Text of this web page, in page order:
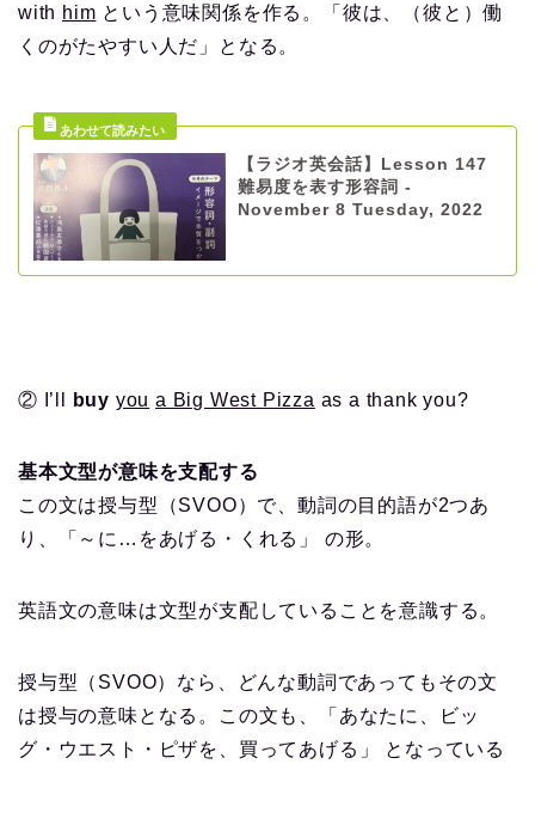
with him という意味関係を作る。「彼は、（彼と）働
くのがたやすい人だ」となる。
【ラジオ英会話】Lesson 147
難易度を表す形容詞 -
November 8 Tuesday, 2022
② I’ll buy you a Big West Pizza as a thank you?
基本文型が意味を支配する
この文は授与型（SVOO）で、動詞の目的語が2つあ
り、「～に…をあげる・くれる」 の形。
英語文の意味は文型が支配していることを意識する。
授与型（SVOO）なら、どんな動詞であってもその文
は授与の意味となる。この文も、「あなたに、ビッ
グ・ウエスト・ピザを、買ってあげる」 となっている